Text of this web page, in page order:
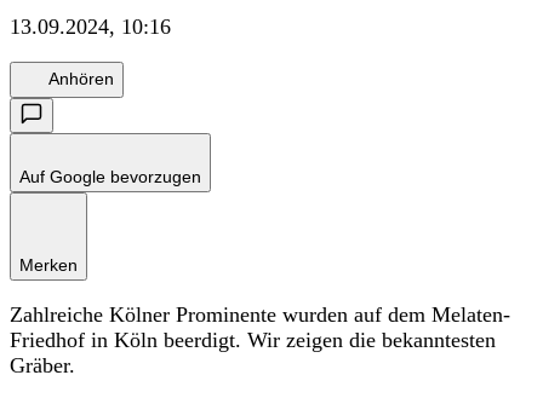
13.09.2024, 10:16
Anhören
Auf Google bevorzugen
Merken
Zahlreiche Kölner Prominente wurden auf dem Melaten-
Friedhof in Köln beerdigt. Wir zeigen die bekanntesten
Gräber.